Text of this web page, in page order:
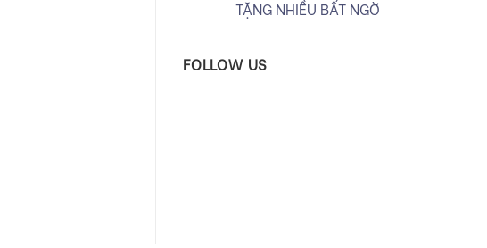
TẶNG NHIỀU BẤT NGỜ
FOLLOW US